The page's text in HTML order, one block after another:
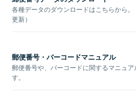
各種データのダウンロードはこちらから。
更新）
郵便番号・バーコードマニュアル
郵便番号や、バーコードに関するマニュア
す。